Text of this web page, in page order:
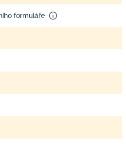
formuláře